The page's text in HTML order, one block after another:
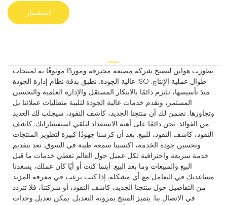
استفسار
تطورت هواين لتصبح شركة مصنعة محترفة وموردًا موثوقًا به لمنتجات
عالية الجودة. نطبق بدقة نظام إدارة الجودة ISO طوال عملية الإنتاج.
منذ تأسيسها، نلتزم دائمًا بالابتكار المستقل والإدارة العلمية والتحسين
المستمر، ونقدم خدمات عالية الجودة لتلبية متطلبات عملائنا بل
وتجاوزها. نضمن لك أن منتجنا الجديد، كاشف النقود، سيجلب لك العديد
من الفوائد. نحن دائمًا على أهبة الاستعداد لتلقي استفساراتك. كاشف
النقود، كاشف النقود، للبيع. بعد أن كرسنا جهودًا كبيرة لتطوير المنتجات
وتحسين جودة الخدمة، اكتسبنا سمعة طيبة في السوق. نعد بتقديم
خدمة سريعة واحترافية لكل عميل حول العالم تغطي خدمات ما قبل
البيع والمبيعات وما بعد البيع. أينما كنت أو أيًا كان عملك، يسعدنا
مساعدتك في التعامل مع أي مشكلة. إذا كنت ترغب في معرفة المزيد
من التفاصيل حول منتجنا الجديد، كاشف النقود، أو شركتنا، فلا تتردد
في الاتصال بنا. يتميز المنتج بمرونة التعديل. يمكن تعديل وحدات